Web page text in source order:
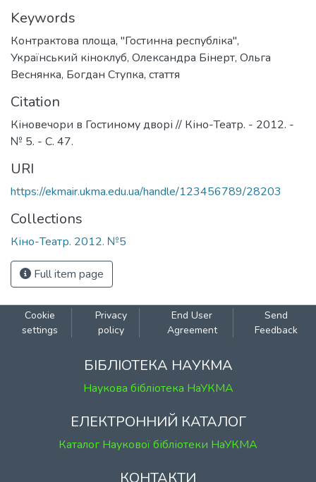
Keywords
Контрактова площа, "Гостинна республіка",
Український кіноклуб, Олександра Бінерт, Ольга
Веснянка, Богдан Ступка, стаття
Citation
Кіновечори в Гостиному дворі // Кіно-Театр. - 2012. -
№ 5. - С. 47.
URI
https://ekmair.ukma.edu.ua/handle/123456789/28203
Collections
Кіно-Театр. 2012. №5
Full item page
Cookie
settings
Privacy
policy
End User
Agreement
Send
Feedback
БІБЛІОТЕКА НАУКМА
Наукова бібліотека НаУКМА
ЕЛЕКТРОННИЙ КАТАЛОГ
Каталог Наукової бібліотеки НаУКМА